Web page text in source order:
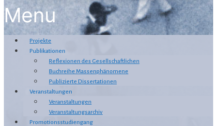
Menu
Projekte
Publikationen
Reflexionen des Gesellschaftlichen
Buchreihe Massenphänomene
Publizierte Dissertationen
Veranstaltungen
Veranstaltungen
Veranstaltungsarchiv
Promotionsstudiengang